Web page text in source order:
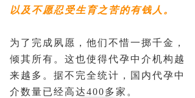
以及不愿忍受生育之苦的有钱人。
为了完成夙愿，他们不惜一掷千金，
倾其所有。这也使得代孕中介机构越
来越多。据不完全统计，国内代孕中
介数量已经高达400多家。